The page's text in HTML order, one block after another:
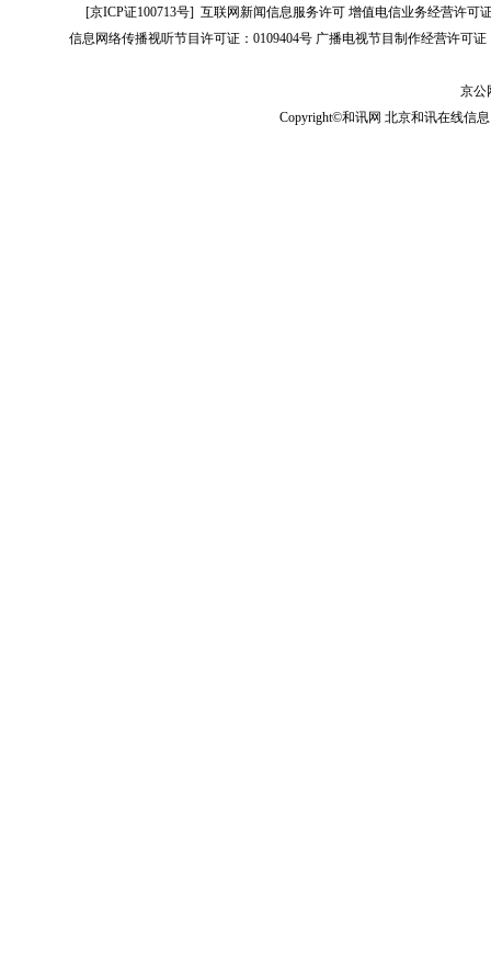
[京ICP证100713号]互联网新闻信息服务许可 增值电信业务经营许可
信息网络传播视听节目许可证：0109404号 广播电视节目制作经营许可证
京公
Copyright©和讯网 北京和讯在线信